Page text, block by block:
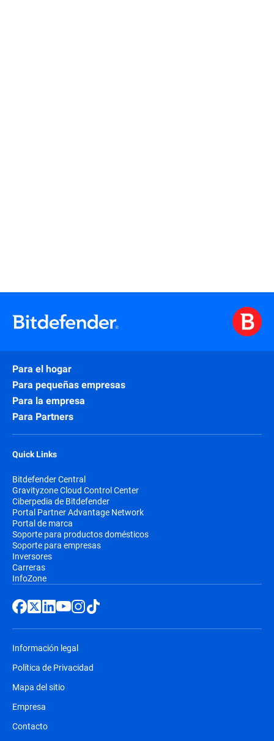
Para el hogar
Para pequeñas empresas
Para la empresa
Para Partners
Quick Links
Bitdefender Central
Gravityzone Cloud Control Center
Ciberpedia de Bitdefender
Portal Partner Advantage Network
Portal de marca
Soporte para productos domésticos
Soporte para empresas
Inversores
Carreras
InfoZone
Información legal
Política de Privacidad
Mapa del sitio
Empresa
Contacto